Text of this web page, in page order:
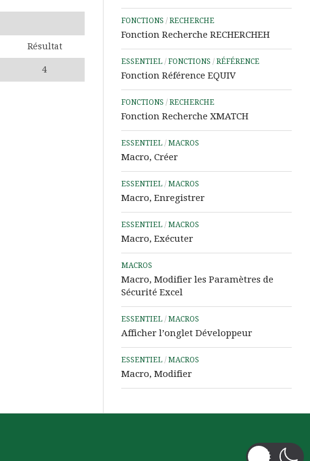
Aide
&
Tutos
IA
Les
Power
d’Analyse
de
Données
Learn
Assistance
Distance
Résultat
4
FONCTIONS / RECHERCHE
Fonction Recherche RECHERCHEH
ESSENTIEL / FONCTIONS / RÉFÉRENCE
Fonction Référence EQUIV
FONCTIONS / RECHERCHE
Fonction Recherche XMATCH
ESSENTIEL / MACROS
Macro, Créer
ESSENTIEL / MACROS
Macro, Enregistrer
ESSENTIEL / MACROS
Macro, Exécuter
MACROS
Macro, Modifier les Paramètres de
Sécurité Excel
ESSENTIEL / MACROS
Afficher l’onglet Développeur
ESSENTIEL / MACROS
Macro, Modifier